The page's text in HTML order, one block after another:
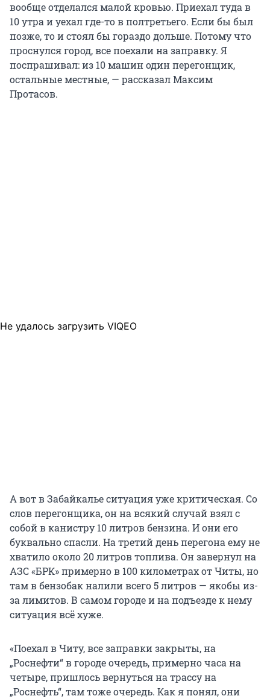
вообще отделался малой кровью. Приехал туда в
10 утра и уехал где-то в полтретьего. Если бы был
позже, то и стоял бы гораздо дольше. Потому что
проснулся город, все поехали на заправку. Я
поспрашивал: из 10 машин один перегонщик,
остальные местные, — рассказал Максим
Протасов.
Не удалось загрузить VIQEO
А вот в Забайкалье ситуация уже критическая. Со
слов перегонщика, он на всякий случай взял с
собой в канистру 10 литров бензина. И они его
буквально спасли. На третий день перегона ему не
хватило около 20 литров топлива. Он завернул на
АЗС «БРК» примерно в 100 километрах от Читы, но
там в бензобак налили всего 5 литров — якобы из-
за лимитов. В самом городе и на подъезде к нему
ситуация всё хуже.
«Поехал в Читу, все заправки закрыты, на
„Роснефти“ в городе очередь, примерно часа на
четыре, пришлось вернуться на трассу на
„Роснефть“, там тоже очередь. Как я понял, они